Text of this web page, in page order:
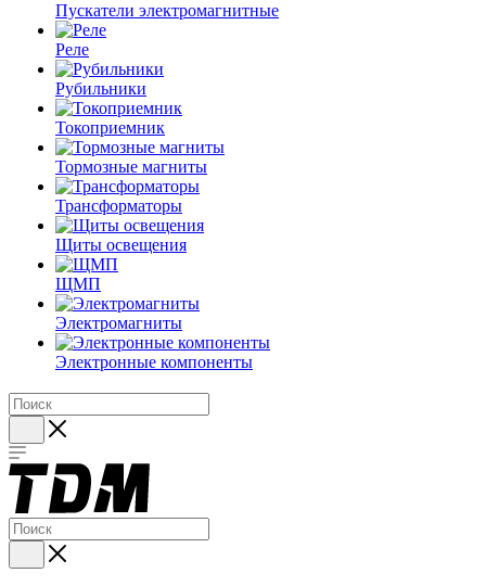
Пускатели электромагнитные
Реле
Рубильники
Токоприемник
Тормозные магниты
Трансформаторы
Щиты освещения
ЩМП
Электромагниты
Электронные компоненты